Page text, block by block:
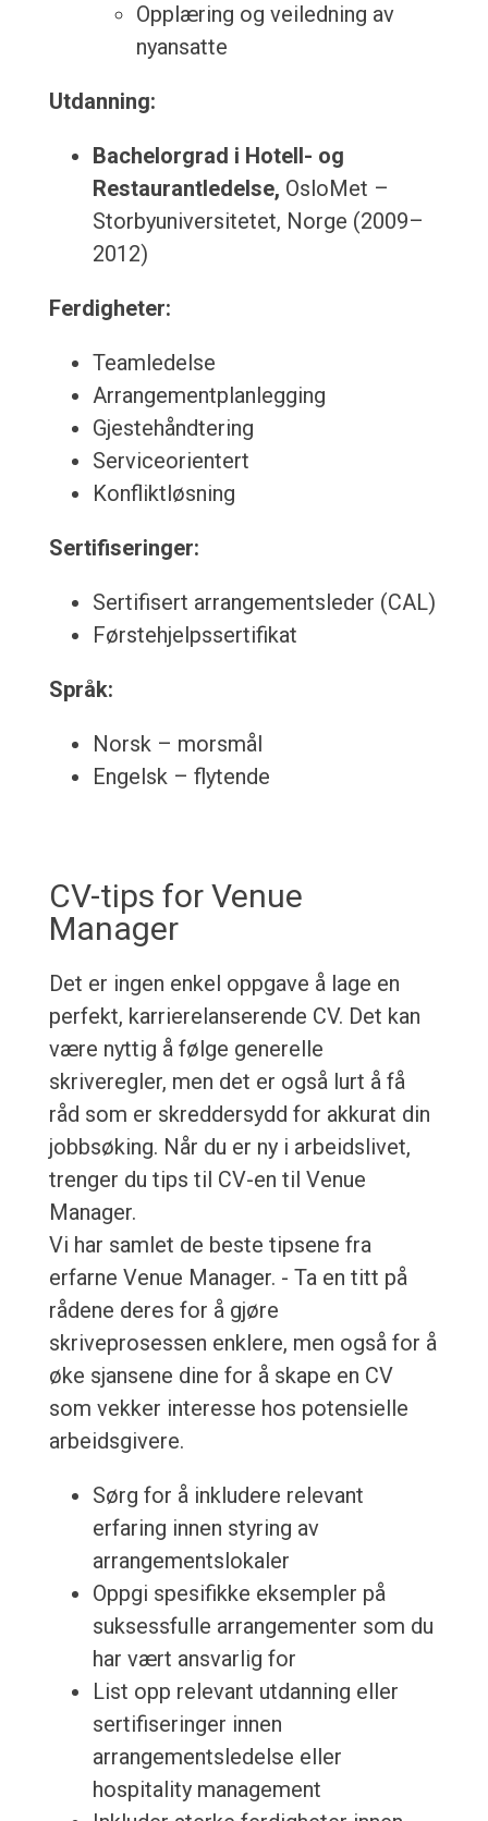
Opplæring og veiledning av
nyansatte
Utdanning:
Bachelorgrad i Hotell- og
Restaurantledelse, OsloMet –
Storbyuniversitetet, Norge (2009–
2012)
Ferdigheter:
Teamledelse
Arrangementplanlegging
Gjestehåndtering
Serviceorientert
Konfliktløsning
Sertifiseringer:
Sertifisert arrangementsleder (CAL)
Førstehjelpssertifikat
Språk:
Norsk – morsmål
Engelsk – flytende
CV-tips for Venue
Manager
Det er ingen enkel oppgave å lage en
perfekt, karrierelanserende CV. Det kan
være nyttig å følge generelle
skriveregler, men det er også lurt å få
råd som er skreddersydd for akkurat din
jobbsøking. Når du er ny i arbeidslivet,
trenger du tips til CV-en til Venue
Manager.
Vi har samlet de beste tipsene fra
erfarne Venue Manager. - Ta en titt på
rådene deres for å gjøre
skriveprosessen enklere, men også for å
øke sjansene dine for å skape en CV
som vekker interesse hos potensielle
arbeidsgivere.
Sørg for å inkludere relevant
erfaring innen styring av
arrangementslokaler
Oppgi spesifikke eksempler på
suksessfulle arrangementer som du
har vært ansvarlig for
List opp relevant utdanning eller
sertifiseringer innen
arrangementsledelse eller
hospitality management